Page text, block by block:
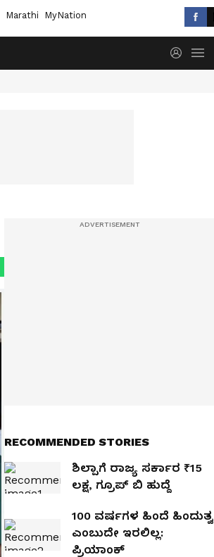
Marathi MyNation
RECOMMENDED STORIES
ಶಿಲ್ಪಾಗೆ ರಾಜ್ಯ ಸರ್ಕಾರ ₹15
ಲಕ್ಷ, ಗ್ರೂಪ್‌ ಬಿ ಹುದ್ದೆ
100 ವರ್ಷಗಳ ಹಿಂದೆ ಹಿಂದುತ್ವ
ಎಂಬುದೇ ಇರಲಿಲ್ಲ:
ಪ್ರಿಯಾಂಕ್‌